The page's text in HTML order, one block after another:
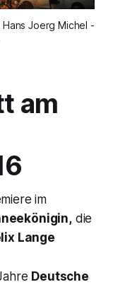
Joerg Michel -
am
im
die
Lange
Deutsche